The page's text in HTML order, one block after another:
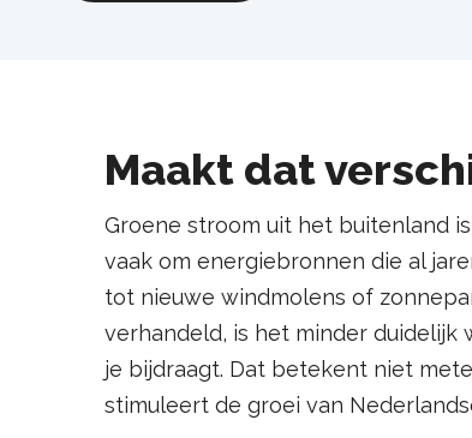
Maakt dat
Groene stroom uit het buitenland
vaak om energiebronnen die al
tot nieuwe windmolens of
verhandeld, is het minder duidelijk
je bijdraagt. Dat betekent niet
stimuleert de groei van